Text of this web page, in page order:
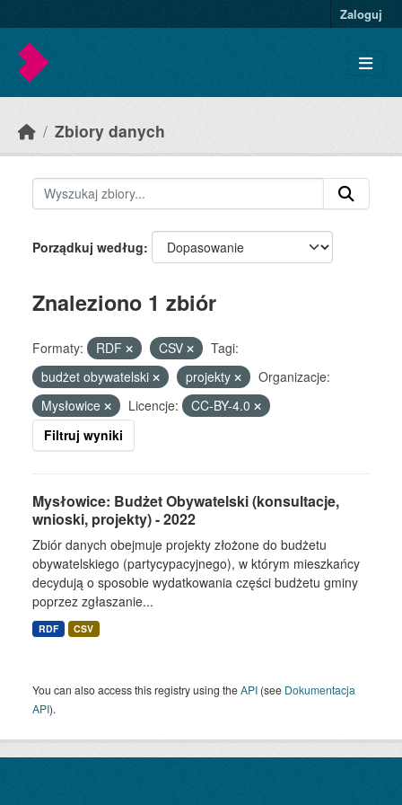
Zaloguj
Zbiory danych
Porządkuj według
Znaleziono 1 zbiór
Formaty: RDF CSV
Tagi:
budżet obywatelski
projekty
Organizacje:
Mysłowice
Licencje:
CC-BY-4.0
Filtruj wyniki
Mysłowice: Budżet Obywatelski (konsultacje,
wnioski, projekty) - 2022
Zbiór danych obejmuje projekty złożone do budżetu
obywatelskiego (partycypacyjnego), w którym mieszkańcy
decydują o sposobie wydatkowania części budżetu gminy
poprzez zgłaszanie...
RDF CSV
You can also access this registry using theAPI (see Dokumentacja
API).